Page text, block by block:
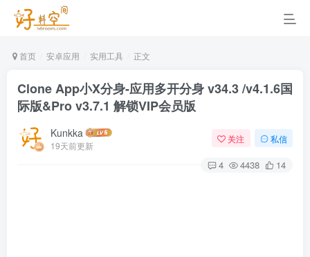
首页 安卓应用 实用工具 正文
Clone App小X分身-应用多开分身 v34.3 /v4.1.6国
际版&Pro v3.7.1 解锁VIP会员版
Kunkka
19天前更新
关注 私信
4 4438 14